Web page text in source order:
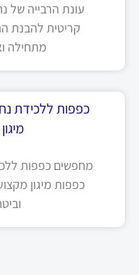
עונת הרבייה של
קריטית להבנת
מתחילה
כפפות ללכידת
מחפשים כפפות
כפפות מיגון